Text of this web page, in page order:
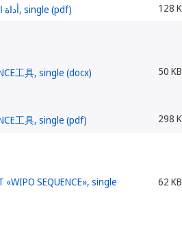
128
50 KB
298
62 KB